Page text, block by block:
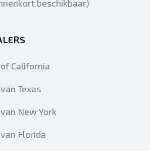
beschikbaar)
California
Texas
New York
Florida